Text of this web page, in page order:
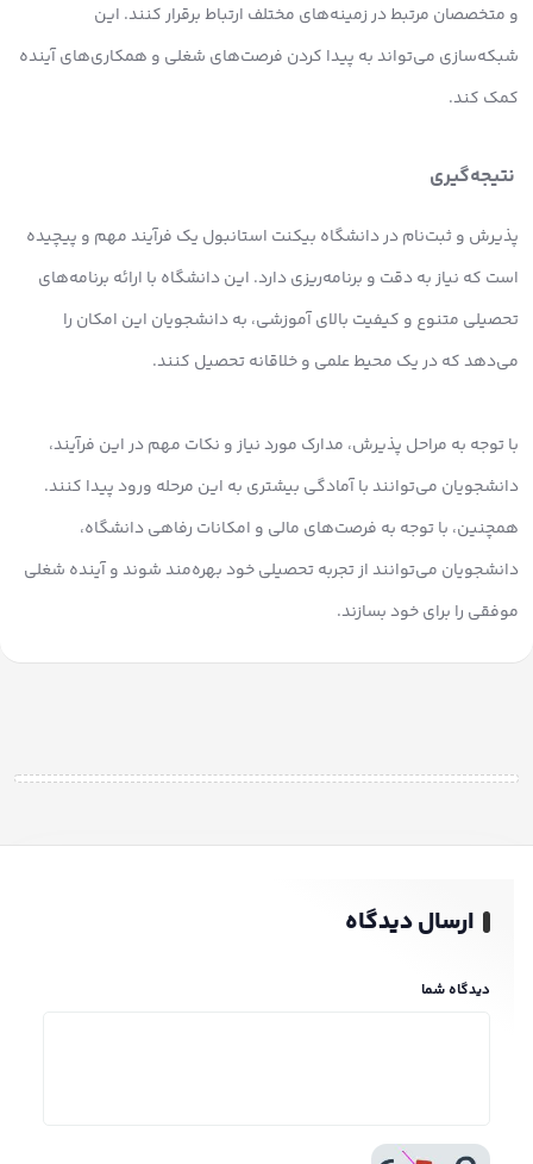
و متخصصان مرتبط در زمینه‌های مختلف ارتباط برقرار کنند. این
شبکه‌سازی می‌تواند به پیدا کردن فرصت‌های شغلی و همکاری‌های آینده
کمک کند.
نتیجه‌گیری
پذیرش و ثبت‌نام در دانشگاه بیکنت استانبول یک فرآیند مهم و پیچیده
است که نیاز به دقت و برنامه‌ریزی دارد. این دانشگاه با ارائه برنامه‌های
تحصیلی متنوع و کیفیت بالای آموزشی، به دانشجویان این امکان را
می‌دهد که در یک محیط علمی و خلاقانه تحصیل کنند.
با توجه به مراحل پذیرش، مدارک مورد نیاز و نکات مهم در این فرآیند،
دانشجویان می‌توانند با آمادگی بیشتری به این مرحله ورود پیدا کنند.
همچنین، با توجه به فرصت‌های مالی و امکانات رفاهی دانشگاه،
دانشجویان می‌توانند از تجربه تحصیلی خود بهره‌مند شوند و آینده شغلی
موفقی را برای خود بسازند.
ارسال دیدگاه
دیدگاه شما